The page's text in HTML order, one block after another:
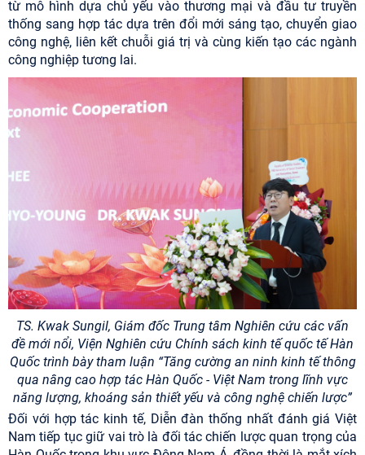
từ mô hình dựa chủ yếu vào thương mại và đầu tư truyền
thống sang hợp tác dựa trên đổi mới sáng tạo, chuyển giao
công nghệ, liên kết chuỗi giá trị và cùng kiến tạo các ngành
công nghiệp tương lai.
TS. Kwak Sungil, Giám đốc Trung tâm Nghiên cứu các vấn
đề mới nổi, Viện Nghiên cứu Chính sách kinh tế quốc tế Hàn
Quốc trình bày tham luận “Tăng cường an ninh kinh tế thông
qua nâng cao hợp tác Hàn Quốc - Việt Nam trong lĩnh vực
năng lượng, khoáng sản thiết yếu và công nghệ chiến lược”
Đối với hợp tác kinh tế, Diễn đàn thống nhất đánh giá Việt
Nam tiếp tục giữ vai trò là đối tác chiến lược quan trọng của